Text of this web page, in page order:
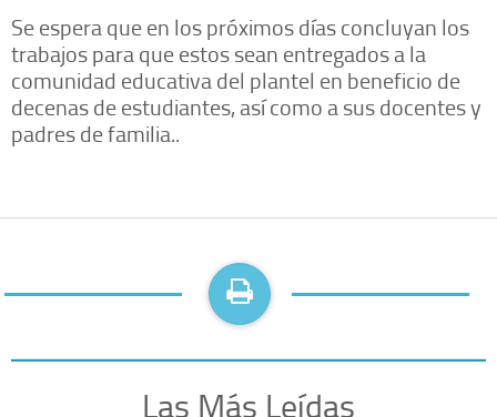
Se espera que en los próximos días concluyan los
trabajos para que estos sean entregados a la
comunidad educativa del plantel en beneficio de
decenas de estudiantes, así como a sus docentes y
padres de familia..
Las Más Leídas